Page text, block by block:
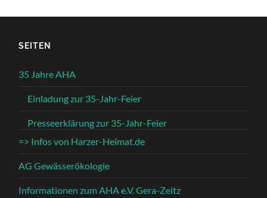
SEITEN
35 Jahre AHA
Einladung zur 35-Jahr-Feier
Presseerklärung zur 35-Jahr-Feier
=> Infos von Harzer-Heimat.de
AG Gewässerökologie
Informationen zum AHA e.V. Gera-Zeitz